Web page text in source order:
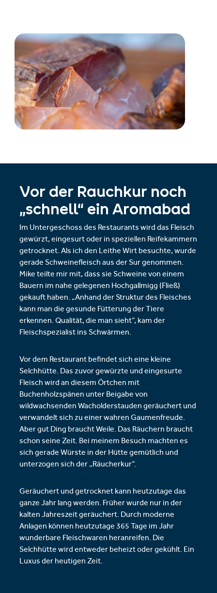
Vor der Rauchkur noch
„schnell“ ein Aromabad
Im Untergeschoss des Restaurants wird das Fleisch
gewürzt, eingesurt oder in speziellen Reifekammern
getrocknet. Als ich den Leithe Wirt besuchte, wurde
gerade Schweinefleisch aus der Sur genommen.
Mike teilte mir mit, dass sie Schweine von einem
Bauern im nahe gelegenen Hochgallmigg (Fließ)
gekauft haben. „Anhand der Struktur des Fleisches
kann man die gesunde Fütterung der Tiere
erkennen. Qualität, die man sieht“, kam der
Fleischspezialist ins Schwärmen.
Vor dem Restaurant befindet sich eine kleine
Selchhütte. Das zuvor gewürzte und eingesurte
Fleisch wird an diesem Örtchen mit
Buchenholzspänen unter Beigabe von
wildwachsenden Wacholderstauden geräuchert und
verwandelt sich zu einer wahren Gaumenfreude.
Aber gut Ding braucht Weile. Das Räuchern braucht
schon seine Zeit. Bei meinem Besuch machten es
sich gerade Würste in der Hütte gemütlich und
unterzogen sich der „Räucherkur“.
Geräuchert und getrocknet kann heutzutage das
ganze Jahr lang werden. Früher wurde nur in der
kalten Jahreszeit geräuchert. Durch moderne
Anlagen können heutzutage 365 Tage im Jahr
wunderbare Fleischwaren heranreifen. Die
Selchhütte wird entweder beheizt oder gekühlt. Ein
Luxus der heutigen Zeit.